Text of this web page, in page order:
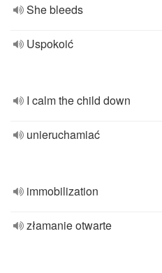
She bleeds
Uspokoić
I calm the child down
unieruchamiać
immobilization
złamanie otwarte